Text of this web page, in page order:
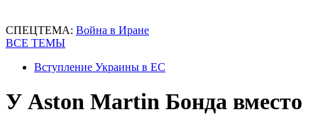
СПЕЦТЕМА: Война в Иране
ВСЕ ТЕМЫ
Вступление Украины в ЕС
У Aston Martin Бонда вместо